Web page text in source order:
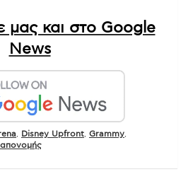
μας και στο Google
News
Disney Upfront Grammy